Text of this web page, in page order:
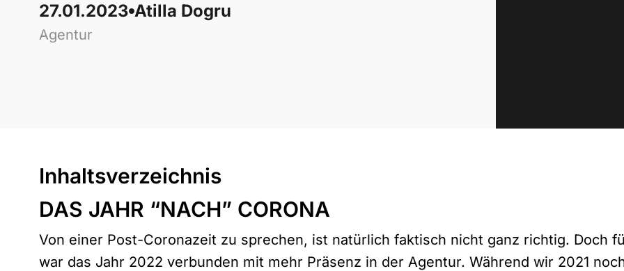
27.01.2023 Atilla Dogru
Agentur
Inhaltsverzeichnis
DAS JAHR “NACH” CORONA
Von einer Post-Coronazeit zu sprechen, ist natürlich faktisch nicht ganz richtig. Doch
war das Jahr 2022 verbunden mit mehr Präsenz in der Agentur. Während wir 2021